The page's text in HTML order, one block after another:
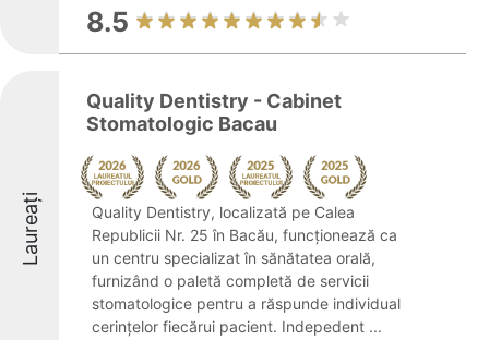
8.5
Laureați
Quality Dentistry - Cabinet
Stomatologic Bacau
Quality Dentistry, localizată pe Calea
Republicii Nr. 25 în Bacău, funcționează ca
un centru specializat în sănătatea orală,
furnizând o paletă completă de servicii
stomatologice pentru a răspunde individual
cerințelor fiecărui pacient. Indepedent ...